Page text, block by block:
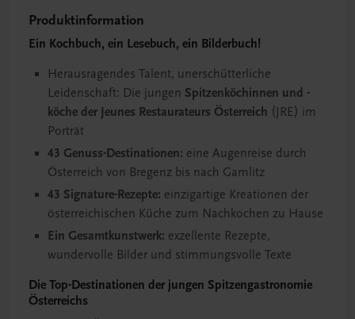
Produktinformation
Ein Kochbuch, ein Lesebuch, ein Bilderbuch!
Herausragendes Talent, unerschütterliche
Leidenschaft: Die jungen Spitzenköchinnen und -
köche der Jeunes Restaurateurs Österreich (JRE) im
Porträt
43 Genuss-Destinationen: eine Augenreise durch
Österreich von Bregenz bis nach Gamlitz
43 Signature-Rezepte: einzigartige Kreationen der
österreichischen Küche zum Nachkochen zu Hause
Ein Gesamtkunstwerk: exzellente Rezepte,
wundervolle Bilder und stimmungsvolle Texte
Die Top-Destinationen der jungen Spitzengastronomie
Österreichs